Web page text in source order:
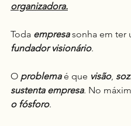
organizadora.
Toda empresa sonha em ter
fundador visionário.
O problema é que visão,
sustenta empresa. No
o fósforo.